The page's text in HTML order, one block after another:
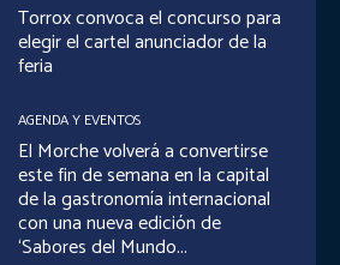
Torrox convoca el concurso para
elegir el cartel anunciador de la
feria
AGENDA Y EVENTOS
El Morche volverá a convertirse
este fin de semana en la capital
de la gastronomía internacional
con una nueva edición de
‘Sabores del Mundo...